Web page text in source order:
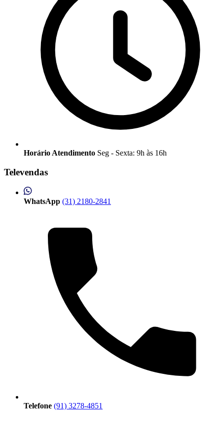
Horário Atendimento Seg - Sexta: 9h às 16h
Televendas
WhatsApp (31) 2180-2841
Telefone (91) 3278-4851